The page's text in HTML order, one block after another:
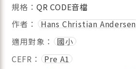
規格： QR CODE音檔
作者：
Hans Christian Andersen
適用對象：
國小
CEFR：
Pre A1